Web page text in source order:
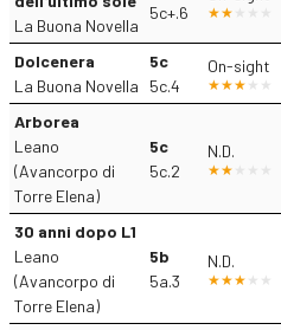
La Buona Novella
5c+.6
Dolcenera
La Buona Novella
5c
5c.4
On-sight
Arborea
Leano
(Avancorpo di
Torre Elena)
5c
5c.2
N.D.
30 anni dopo L1
Leano
(Avancorpo di
Torre Elena)
5b
5a.3
N.D.